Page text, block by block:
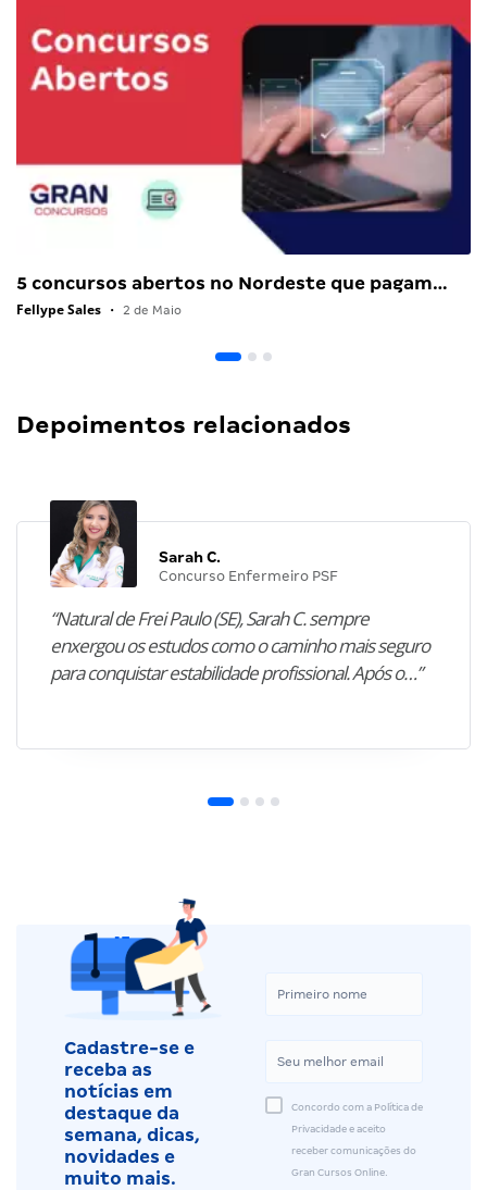
5 concursos abertos no Nordeste que pagam…
Fellype Sales • 2 de Maio
Depoimentos relacionados
Sarah C.
Concurso Enfermeiro PSF
“Natural de Frei Paulo (SE), Sarah C. sempre
enxergou os estudos como o caminho mais seguro
para conquistar estabilidade profissional. Após o…”
Cadastre-se e
receba as
notícias em
destaque da
semana, dicas,
novidades e
muito mais.
Concordo com a Política de
Privacidade e aceito
receber comunicações do
Gran Cursos Online.